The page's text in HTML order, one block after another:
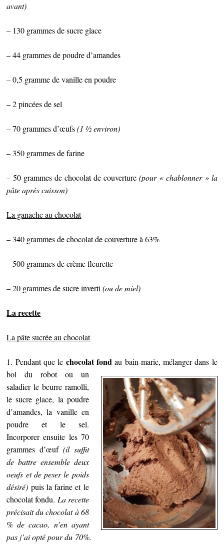
avant)
– 130 grammes de sucre glace
– 44 grammes de poudre d’amandes
– 0,5 gramme de vanille en poudre
– 2 pincées de sel
– 70 grammes d’œufs(1 ½ environ)
– 350 grammes de farine
– 50 grammes de chocolat de couverture (pour « chablonner » la
pâte après cuisson)
La ganache au chocolat
– 340 grammes de chocolat de couverture à 63%
– 500 grammes de crème fleurette
– 20 grammes de sucre inverti(ou de miel)
La recette
La pâte sucrée au chocolat
1. Pendant que le chocolat fond au bain-marie, mélanger dans le
bol du robot ou un
saladier le beurre ramolli,
le sucre glace, la poudre
d’amandes, la vanille en
poudre et le sel.
Incorporer ensuite les 70
grammes d’œuf (il suffit
de battre ensemble deux
oeufs et de peser le poids
désiré) puis la farine et le
chocolat fondu. La recette
précisait du chocolat à 68
% de cacao, n’en ayant
pas j’ai opté pour du 70%.